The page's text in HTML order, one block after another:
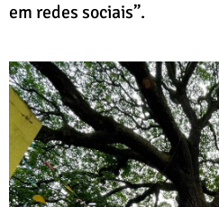
em redes sociais”.